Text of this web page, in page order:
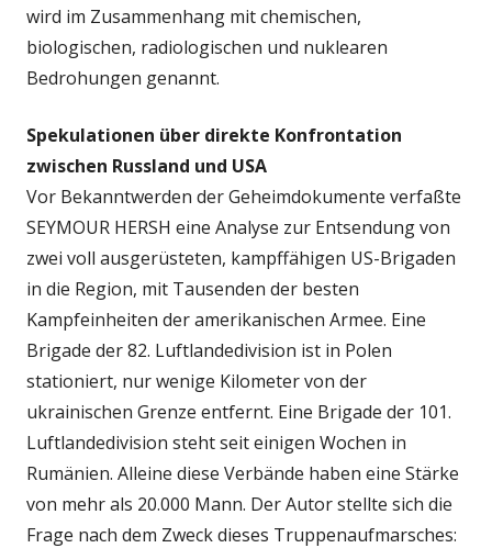
wird im Zusammenhang mit chemischen,
biologischen, radiologischen und nuklearen
Bedrohungen genannt.
Spekulationen über direkte Konfrontation
zwischen Russland und USA
Vor Bekanntwerden der Geheimdokumente verfaßte
SEYMOUR HERSH eine Analyse zur Entsendung von
zwei voll ausgerüsteten, kampffähigen US-Brigaden
in die Region, mit Tausenden der besten
Kampfeinheiten der amerikanischen Armee. Eine
Brigade der 82. Luftlandedivision ist in Polen
stationiert, nur wenige Kilometer von der
ukrainischen Grenze entfernt. Eine Brigade der 101.
Luftlandedivision steht seit einigen Wochen in
Rumänien. Alleine diese Verbände haben eine Stärke
von mehr als 20.000 Mann. Der Autor stellte sich die
Frage nach dem Zweck dieses Truppenaufmarsches: